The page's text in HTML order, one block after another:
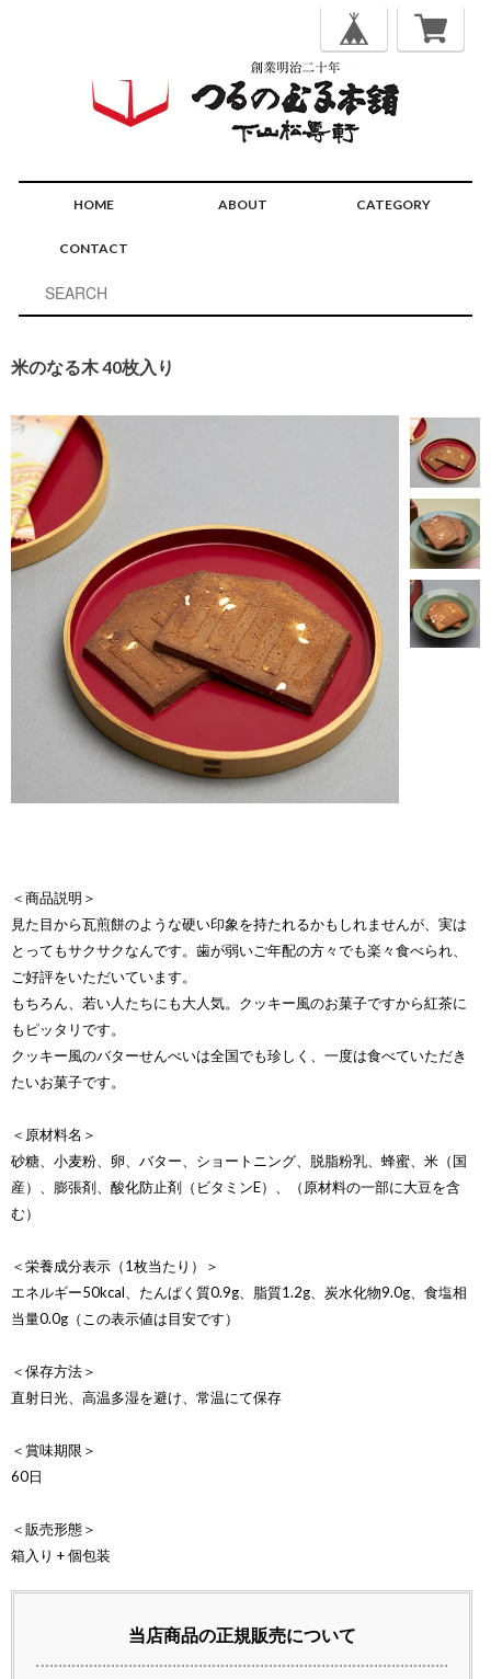
HOME ABOUT CATEGORY
CONTACT
米のなる木 40枚入り
＜商品説明＞
見た目から瓦煎餅のような硬い印象を持たれるかもしれませんが、実は
とってもサクサクなんです。歯が弱いご年配の方々でも楽々食べられ、
ご好評をいただいています。
もちろん、若い人たちにも大人気。クッキー風のお菓子ですから紅茶に
もピッタリです。
クッキー風のバターせんべいは全国でも珍しく、一度は食べていただき
たいお菓子です。
＜原材料名＞
砂糖、小麦粉、卵、バター、ショートニング、脱脂粉乳、蜂蜜、米（国
産）、膨張剤、酸化防止剤（ビタミンE）、（原材料の一部に大豆を含
む）
＜栄養成分表示（1枚当たり）＞
エネルギー50kcal、たんぱく質0.9g、脂質1.2g、炭水化物9.0g、食塩相
当量0.0g（この表示値は目安です）
＜保存方法＞
直射日光、高温多湿を避け、常温にて保存
＜賞味期限＞
60日
＜販売形態＞
箱入り + 個包装
当店商品の正規販売について